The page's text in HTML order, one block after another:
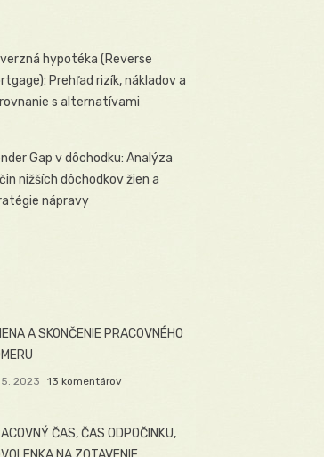
hypotéka (Reverse
Prehľad rizík, nákladov a
s alternatívami
Gap v dôchodku: Analýza
nižších dôchodkov žien a
nápravy
A SKONČENIE PRACOVNÉHO
5. 2023 13 komentárov
ČAS, ČAS ODPOČINKU,